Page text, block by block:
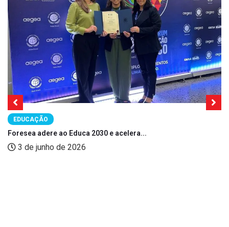
EDUCAÇÃO
Foresea adere ao Educa 2030 e acelera...
3 de junho de 2026